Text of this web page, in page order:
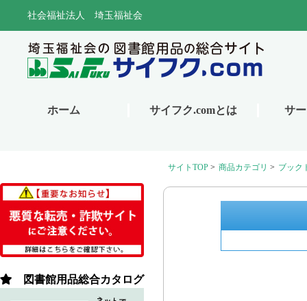
サイトTOP > 商品カテゴリ > ブック